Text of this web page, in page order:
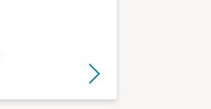
Lire la suite